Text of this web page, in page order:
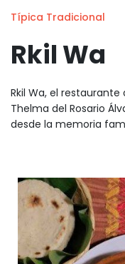
Típica Tradicional
Rkil Wa
Rkil Wa, el
Thelma del Rosario
desde la memoria